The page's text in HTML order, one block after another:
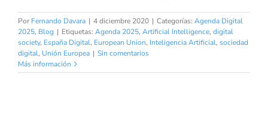
Por Fernando Davara | 4 diciembre 2020 | Categorías: Agenda Digital
2025, Blog | Etiquetas: Agenda 2025, Artificial Intelligence, digital
society, España Digital, European Union, Inteligencia Artificial, sociedad
digital, Unión Europea | Sin comentarios
Más información